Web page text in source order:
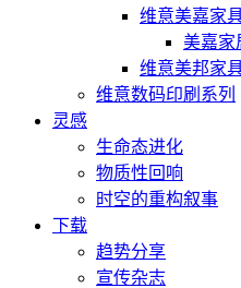
维意美嘉家
美嘉家
维意美邦家
维意数码印刷系列
灵感
生命态进化
物质性回响
时空的重构叙事
下载
趋势分享
宣传杂志